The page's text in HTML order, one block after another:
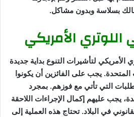
بسلاسة وبدون مشاكل.
الأمريكي
لتأشيرات التنوع بداية جديدة
يجب على الفائزين أن يكونوا
التي تأتي مع فوزهم. بمجرد
يجب عليهم إكمال الإجراءات اللاحقة
في البلاد. تحتاج هذه العملية إلى